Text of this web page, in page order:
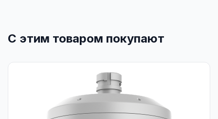
С этим товаром покупают